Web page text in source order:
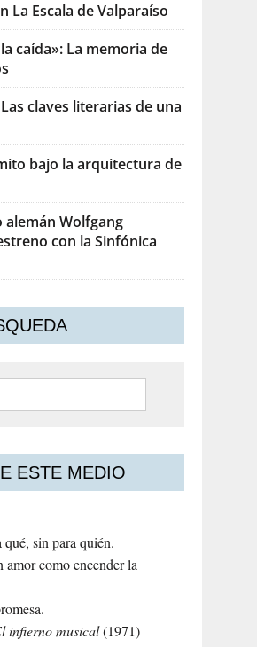
La Escala de Valparaíso
caída»: La memoria de
claves literarias de una
bajo la arquitectura de
alemán Wolfgang
con la Sinfónica
ESTE MEDIO
sin para quién.
amor como encender la
infierno musical(1971)